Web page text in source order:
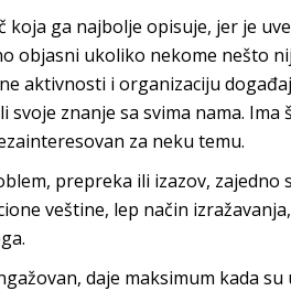
koja ga najbolje opisuje, jer je
objasni ukoliko nekome nešto
aktivnosti i organizaciju
svoje znanje sa svima nama.
za neku temu.
prepreka ili izazov, zajedno
veštine, lep način
daje maksimum kada